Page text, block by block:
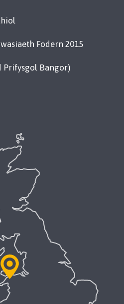
Fodern 2015
Prifysgol Bangor)